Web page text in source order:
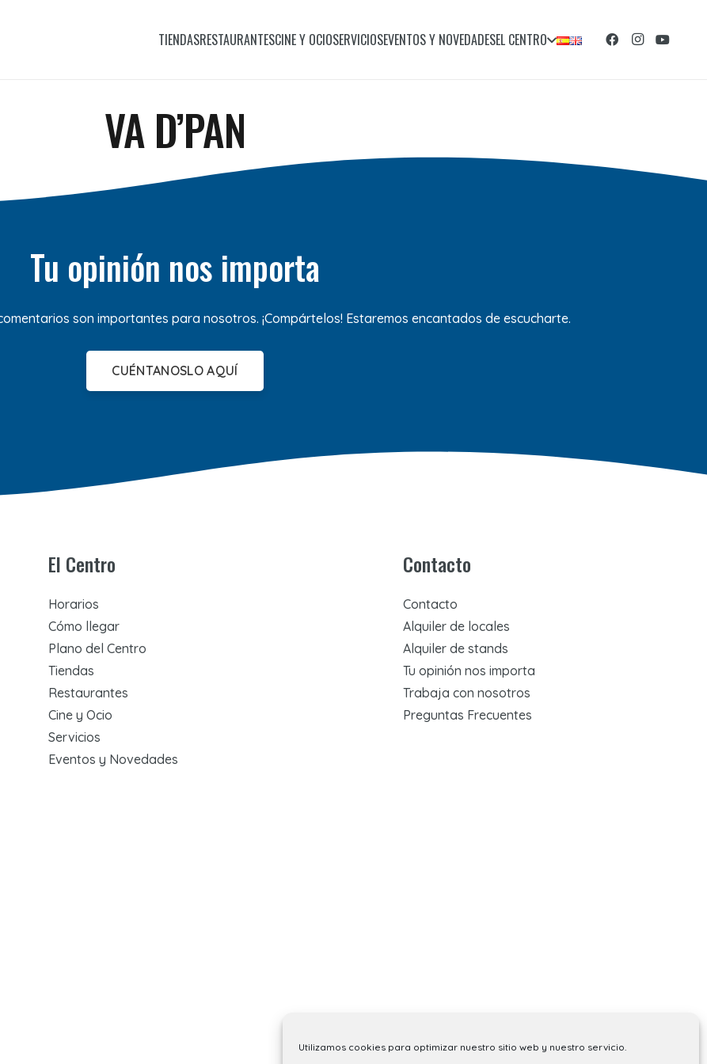
Utilizamos cookies para optimizar nuestro sitio web y nuestro servicio.
TIENDASRESTAURANTESCINE Y OCIOSERVICIOSEVENTOS Y NOVEDADESEL CENTRO
VA D’PAN
Tu opinión nos importa
son importantes para nosotros. ¡Compártelos! Estaremos encantados de escucharte.
CUÉNTANOSLO AQUÍ
El Centro
Horarios
Cómo llegar
Plano del Centro
Tiendas
Restaurantes
Cine y Ocio
Servicios
Eventos y Novedades
Contacto
Contacto
Alquiler de locales
Alquiler de stands
Tu opinión nos importa
Trabaja con nosotros
Preguntas Frecuentes